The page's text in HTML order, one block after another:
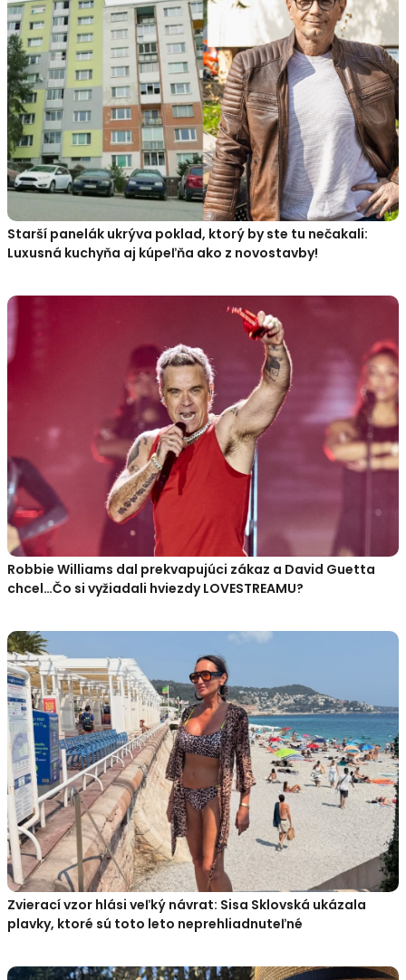
Starší panelák ukrýva poklad, ktorý by ste tu nečakali:
Luxusná kuchyňa aj kúpeľňa ako z novostavby!
Robbie Williams dal prekvapujúci zákaz a David Guetta
chcel…Čo si vyžiadali hviezdy LOVESTREAMU?
Zvierací vzor hlási veľký návrat: Sisa Sklovská ukázala
plavky, ktoré sú toto leto neprehliadnuteľné